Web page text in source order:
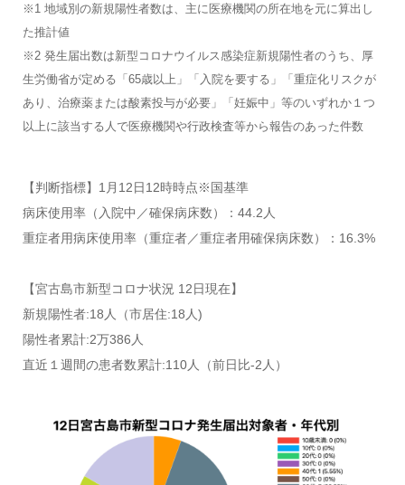
※1 地域別の新規陽性者数は、主に医療機関の所在地を元に算出し
た推計値
※2 発生届出数は新型コロナウイルス感染症新規陽性者のうち、厚
生労働省が定める「65歳以上」「入院を要する」「重症化リスクが
あり、治療薬または酸素投与が必要」「妊娠中」等のいずれか１つ
以上に該当する人で医療機関や行政検査等から報告のあった件数
【判断指標】1月12日12時時点※国基準
病床使用率（入院中／確保病床数）：44.2人
重症者用病床使用率（重症者／重症者用確保病床数）：16.3%
【宮古島市新型コロナ状況 12日現在】
新規陽性者:18人（市居住:18人)
陽性者累計:2万386人
直近１週間の患者数累計:110人（前日比-2人）